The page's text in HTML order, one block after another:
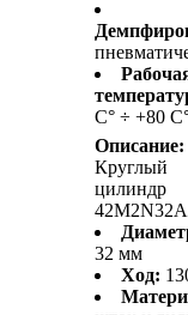
С° ÷ +80
Описание:
Круглый
цилиндр
32 мм
Ход: